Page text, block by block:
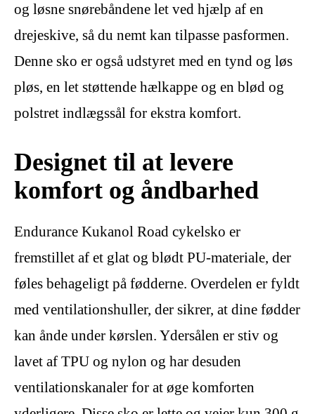
og løsne snørebåndene let ved hjælp af en
drejeskive, så du nemt kan tilpasse pasformen.
Denne sko er også udstyret med en tynd og løs
pløs, en let støttende hælkappe og en blød og
polstret indlægssål for ekstra komfort.
Designet til at levere
komfort og åndbarhed
Endurance Kukanol Road cykelsko er
fremstillet af et glat og blødt PU-materiale, der
føles behageligt på fødderne. Overdelen er fyldt
med ventilationshuller, der sikrer, at dine fødder
kan ånde under kørslen. Ydersålen er stiv og
lavet af TPU og nylon og har desuden
ventilationskanaler for at øge komforten